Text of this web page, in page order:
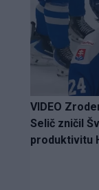
VIDEO
Selič zničil
produktivitu